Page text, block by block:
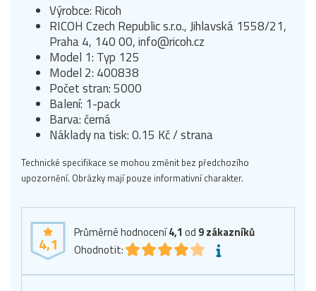
Výrobce: Ricoh
RICOH Czech Republic s.r.o., Jihlavská 1558/21,
Praha 4, 140 00, info@ricoh.cz
Model 1: Typ 125
Model 2: 400838
Počet stran: 5000
Balení: 1-pack
Barva: černá
Náklady na tisk: 0.15 Kč / strana
Technické specifikace se mohou změnit bez předchozího
upozornění. Obrázky mají pouze informativní charakter.
4,1
Průměrné hodnocení4,1 od 9zákazníků
Ohodnotit: